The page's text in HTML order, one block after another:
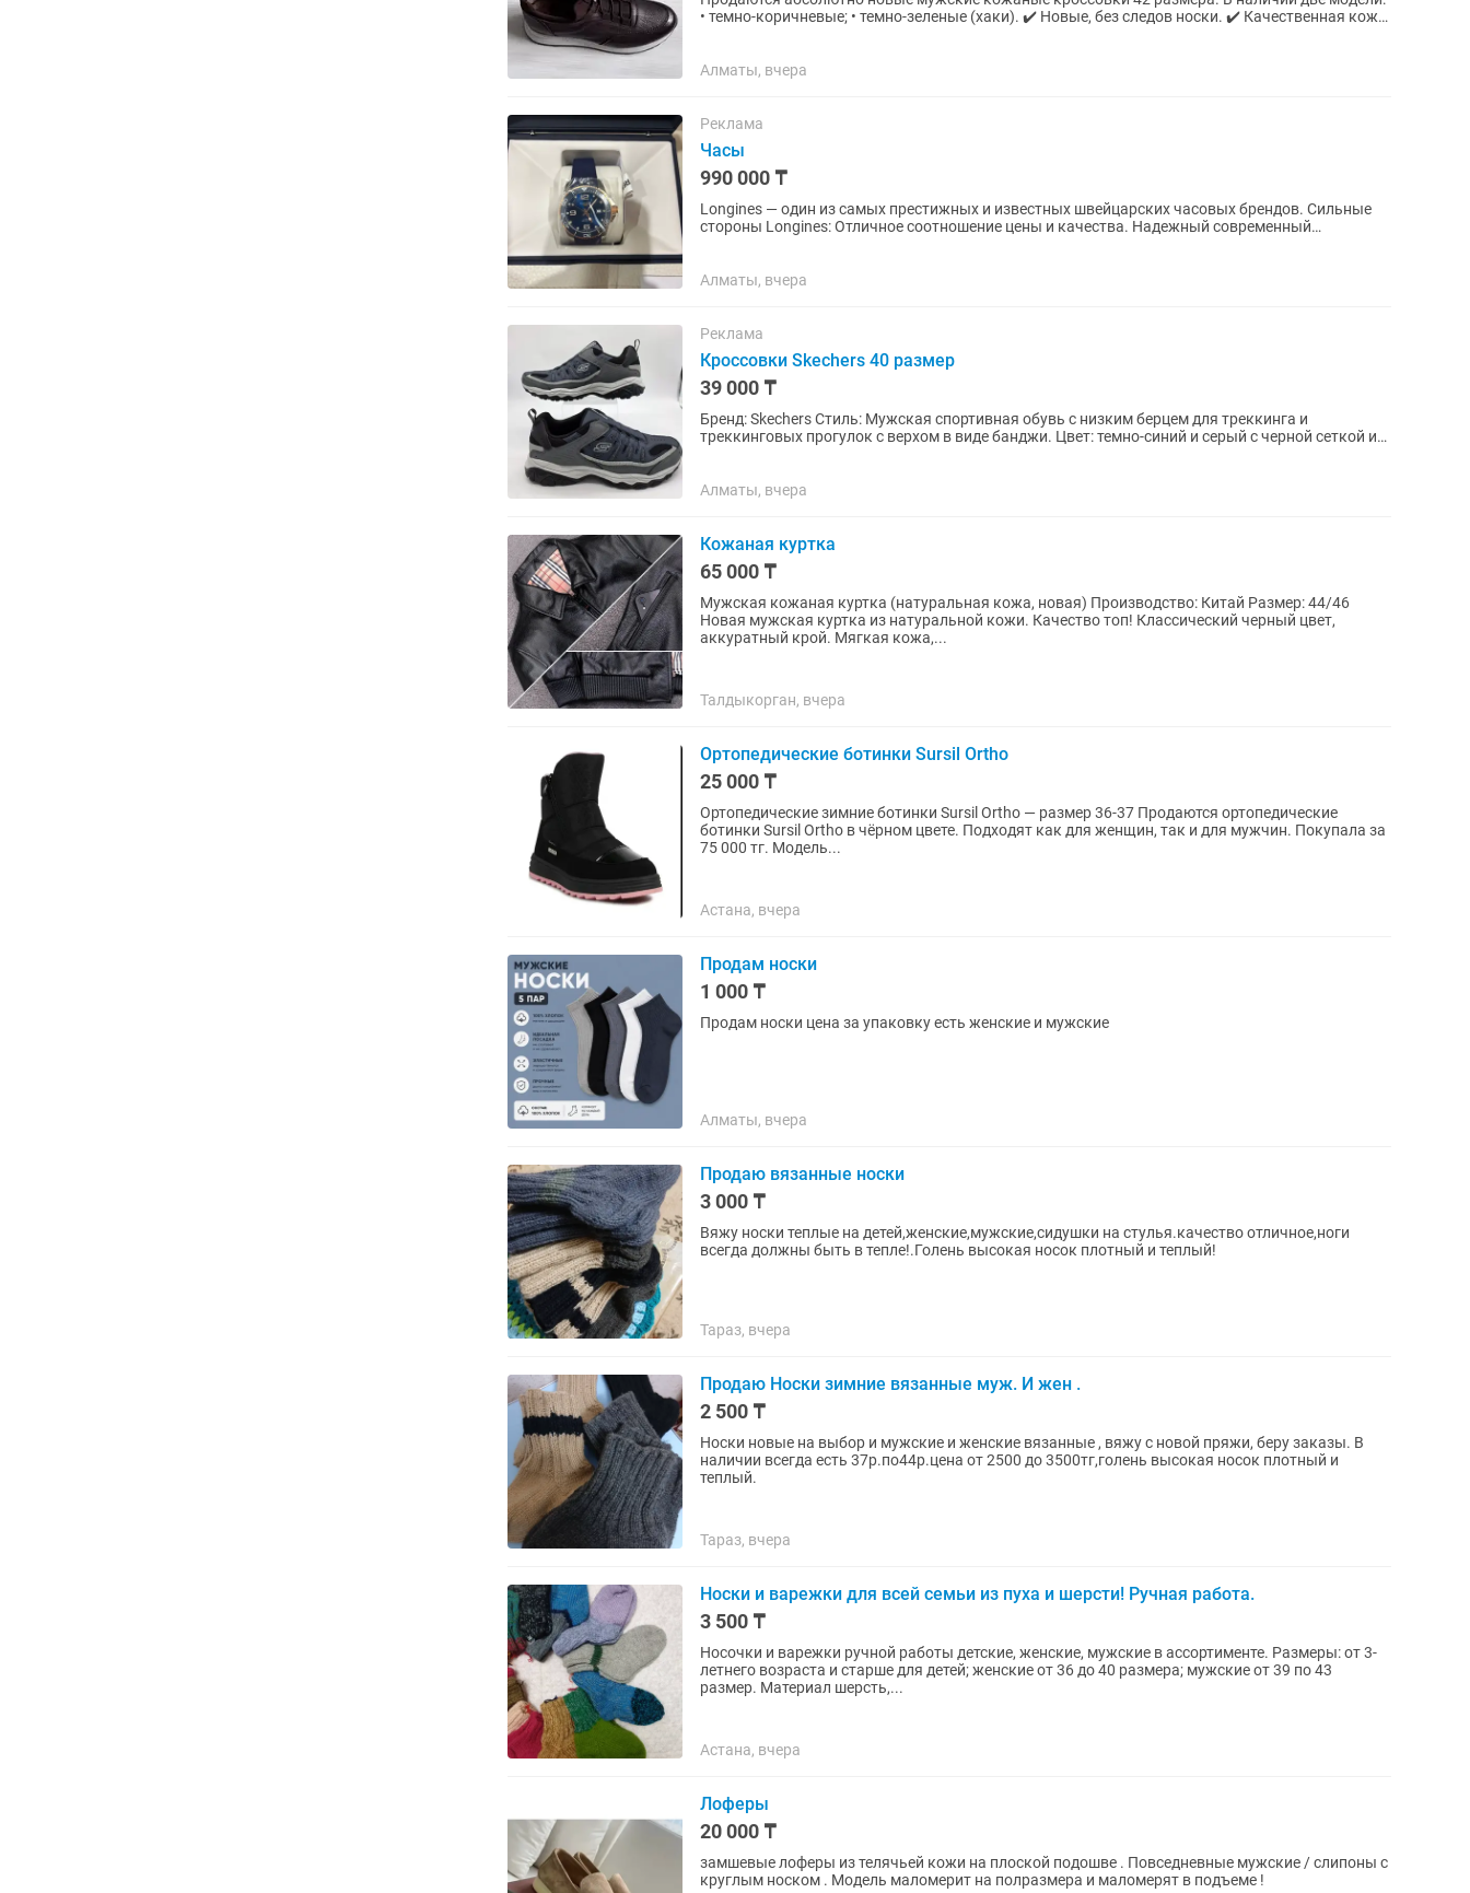
• темно-коричневые; • темно-зеленые (хаки). ✔️ Новые, без следов носки. ✔️ Качественная кожа.
Алматы, вчера
Реклама
Часы
990 000 ₸
Longines — один из самых престижных и известных швейцарских часовых брендов. Сильные
стороны Longines: Отличное соотношение цены и качества. Надежный современный
Алматы, вчера
Реклама
Кроссовки Skechers 40 размер
39 000 ₸
Бренд: Skechers Стиль: Мужская спортивная обувь с низким берцем для треккинга и
треккинговых прогулок с верхом в виде банджи. Цвет: темно-синий и серый с черной сеткой и
Алматы, вчера
Кожаная куртка
65 000 ₸
Мужская кожаная куртка (натуральная кожа, новая) Производство: Китай Размер: 44/46
Новая мужская куртка из натуральной кожи. Качество топ! Классический черный цвет,
аккуратный крой. Мягкая кожа,...
Талдыкорган, вчера
Ортопедические ботинки Sursil Ortho
25 000 ₸
Ортопедические зимние ботинки Sursil Ortho — размер 36-37 Продаются ортопедические
ботинки Sursil Ortho в чёрном цвете. Подходят как для женщин, так и для мужчин. Покупала за
75 000 тг. Модель...
Астана, вчера
Продам носки
1 000 ₸
Продам носки цена за упаковку есть женские и мужские
Алматы, вчера
Продаю вязанные носки
3 000 ₸
Вяжу носки теплые на детей,женские,мужские,сидушки на стулья.качество отличное,ноги
всегда должны быть в тепле!.Голень высокая носок плотный и теплый!
Тараз, вчера
Продаю Носки зимние вязанные муж. И жен .
2 500 ₸
Носки новые на выбор и мужские и женские вязанные , вяжу с новой пряжи, беру заказы. В
наличии всегда есть 37р.по44р.цена от 2500 до 3500тг,голень высокая носок плотный и
теплый.
Тараз, вчера
Носки и варежки для всей семьи из пуха и шерсти! Ручная работа.
3 500 ₸
Носочки и варежки ручной работы детские, женские, мужские в ассортименте. Размеры: от 3-
летнего возраста и старше для детей; женские от 36 до 40 размера; мужские от 39 по 43
размер. Материал шерсть,...
Астана, вчера
Лоферы
20 000 ₸
замшевые лоферы из телячьей кожи на плоской подошве . Повседневные мужские / слипоны с
круглым носком . Модель маломерит на полразмера и маломерят в подъеме !